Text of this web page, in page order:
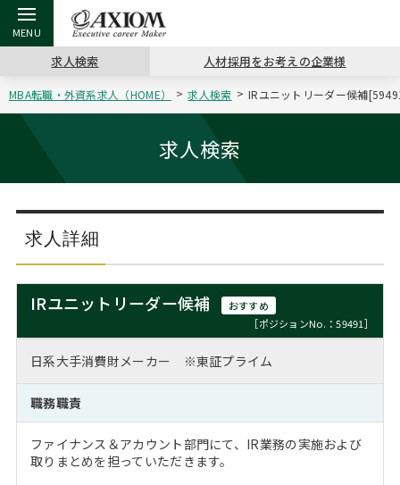
戻る
アクシアムの特長
戻る
コンサ
サービス案内
戻る
キャリ
コンサルタントの紹介
戻る
キャリア支援 TOP
キャリアデザイン講座
（最新求人市場動向）
戻る
MBAの
おわり
ステージ別アドバイス
MBAの転職事例
MBAからのFAQ
MBA留学生数の推移
戻る
日本か
戻る
転職ツール TOP
英文レジュメの書き方
戻る
パワー
職務経歴書の書き方
外資系／面接攻略のコツ
戻る
転職コラム TOP
“展”職相談室
転職市場の明日をよめ
キャリアに効く一冊
注目企業インタビュー
戻る
イベント・セミナー TOP
ジョブフェア
キャリアデザインセミナー
プロ経営者の特別セミナー
Career Talk Live
MBA NETWORKING
戻る
会社概要 TOP
沿革
主なクライアント
パブリシティ
ニュースリリース
求人検索 人材採用をお考えの企業様
MBA転職・外資系求人（HOME） 求人検索 IRユニットリーダー候補
求人検索
求人詳細
IRユニットリーダー候補
おすすめ
［ポジションNo.：59491］
日系大手消費財メーカー ※東証プライム
職務職責
ファイナンス＆アカウント部門にて、IR業務の実施および
取りまとめを担っていただきます。